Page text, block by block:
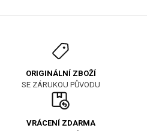
ORIGINÁLNÍ ZBOŽÍ
SE ZÁRUKOU PŮVODU
VRÁCENÍ ZDARMA